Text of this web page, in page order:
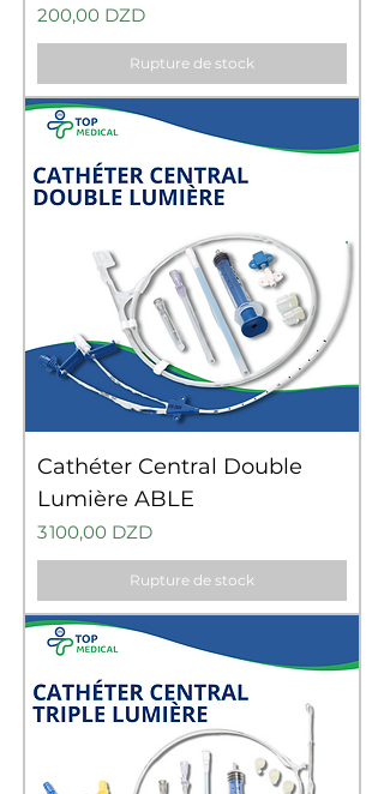
Prix
200,00 DZD
Rupture de stock
Cathéter Central Double
Lumière ABLE
Prix
3 100,00 DZD
Rupture de stock